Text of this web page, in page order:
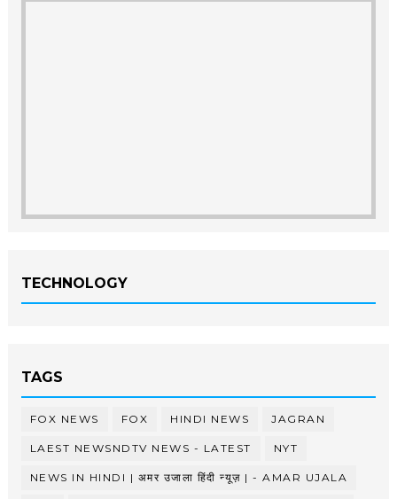
TECHNOLOGY
TAGS
FOX NEWS FOX HINDI NEWS JAGRAN
LAEST NEWSNDTV NEWS - LATEST NYT
NEWS IN HINDI | अमर उजाला हिंदी न्यूज़ | - AMAR UJALA